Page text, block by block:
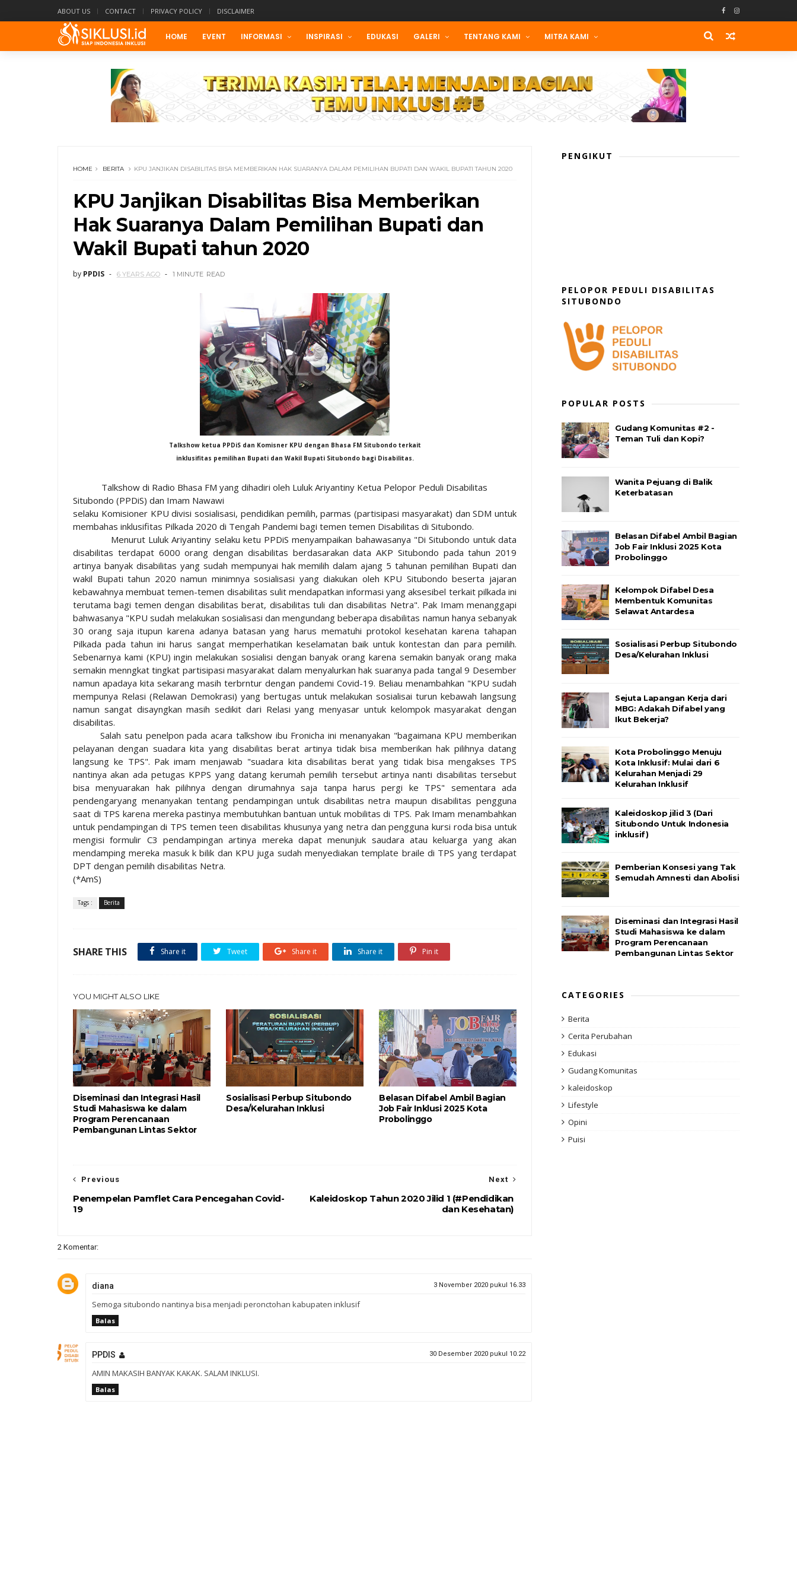
ABOUT US CONTACT PRIVACY POLICY DISCLAIMER
HOME EVENT INFORMASI INSPIRASI EDUKASI GALERI TENTANG KAMI MITRA KAMI
HOME BERITA KPU JANJIKAN DISABILITAS BISA MEMBERIKAN HAK SUARANYA DALAM PEMILIHAN BUPATI DAN WAKIL BUPATI TAHUN 2020
KPU Janjikan Disabilitas Bisa Memberikan
Hak Suaranya Dalam Pemilihan Bupati dan
Wakil Bupati tahun 2020
by PPDIS 6 YEARS AGO 1 MINUTE READ
Talkshow ketua PPDiS dan Komisner KPU dengan Bhasa FM Situbondo terkait
inklusifitas pemilihan Bupati dan Wakil Bupati Situbondo bagi Disabilitas.
Talkshow di Radio Bhasa FM yang dihadiri oleh Luluk Ariyantiny Ketua Pelopor Peduli Disabilitas
Situbondo (PPDiS) dan Imam Nawawi
selaku Komisioner KPU divisi sosialisasi, pendidikan pemilih, parmas (partisipasi masyarakat) dan SDM untuk
membahas inklusifitas Pilkada 2020 di Tengah Pandemi bagi temen temen Disabilitas di Situbondo.
Menurut Luluk Ariyantiny selaku ketu PPDiS menyampaikan bahawasanya "Di Situbondo untuk data
disabilitas terdapat 6000 orang dengan disabilitas berdasarakan data AKP Situbondo pada tahun 2019
artinya banyak disabilitas yang sudah mempunyai hak memilih dalam ajang 5 tahunan pemilihan Bupati dan
wakil Bupati tahun 2020 namun minimnya sosialisasi yang diakukan oleh KPU Situbondo beserta jajaran
kebawahnya membuat temen-temen disabilitas sulit mendapatkan informasi yang aksesibel terkait pilkada ini
terutama bagi temen dengan disabilitas berat, disabilitas tuli dan disabilitas Netra". Pak Imam menanggapi
bahwasanya "KPU sudah melakukan sosialisasi dan mengundang beberapa disabilitas namun hanya sebanyak
30 orang saja itupun karena adanya batasan yang harus mematuhi protokol kesehatan karena tahapan
Pilkada pada tahun ini harus sangat memperhatikan keselamatan baik untuk kontestan dan para pemilih.
Sebenarnya kami (KPU) ingin melakukan sosialisi dengan banyak orang karena semakin banyak orang maka
semakin menngkat tingkat partisipasi masyarakat dalam menyalurkan hak suaranya pada tangal 9 Desember
namun apadaya kita sekarang masih terbrntur dengan pandemi Covid-19. Beliau menambahkan "KPU sudah
mempunya Relasi (Relawan Demokrasi) yang bertugas untuk melakukan sosialisai turun kebawah langsung
namun sangat disayngkan masih sedikit dari Relasi yang menyasar untuk kelompok masyarakat dengan
disabilitas.
Salah satu penelpon pada acara talkshow ibu Fronicha ini menanyakan "bagaimana KPU memberikan
pelayanan dengan suadara kita yang disabilitas berat artinya tidak bisa memberikan hak pilihnya datang
langsung ke TPS". Pak imam menjawab "suadara kita disabilitas berat yang tidak bisa mengakses TPS
nantinya akan ada petugas KPPS yang datang kerumah pemilih tersebut artinya nanti disabilitas tersebut
bisa menyuarakan hak pilihnya dengan dirumahnya saja tanpa harus pergi ke TPS" sementara ada
pendengaryang menanyakan tentang pendampingan untuk disabilitas netra maupun disabilitas pengguna
saat di TPS karena mereka pastinya membutuhkan bantuan untuk mobilitas di TPS. Pak Imam menambahkan
untuk pendampingan di TPS temen teen disabilitas khusunya yang netra dan pengguna kursi roda bisa untuk
mengisi formulir C3 pendampingan artinya mereka dapat menunjuk saudara atau keluarga yang akan
mendamping mereka masuk k bilik dan KPU juga sudah menyediakan template braile di TPS yang terdapat
DPT dengan pemilih disabilitas Netra.
(*AmS)
Tags : Berita
SHARE THIS Share it Tweet Share it Share it Pin it
YOU MIGHT ALSO LIKE
Diseminasi dan Integrasi Hasil
Studi Mahasiswa ke dalam
Program Perencanaan
Pembangunan Lintas Sektor
Sosialisasi Perbup Situbondo
Desa/Kelurahan Inklusi
Belasan Difabel Ambil Bagian
Job Fair Inklusi 2025 Kota
Probolinggo
Next
Kaleidoskop Tahun 2020 Jilid 1 (#Pendidikan
dan Kesehatan)
Previous
Penempelan Pamflet Cara Pencegahan Covid-
19
2 Komentar:
diana 3 November 2020 pukul 16.33
Semoga situbondo nantinya bisa menjadi peronctohan kabupaten inklusif
Balas
PPDIS 30 Desember 2020 pukul 10.22
AMIN MAKASIH BANYAK KAKAK. SALAM INKLUSI.
Balas
PENGIKUT
PELOPOR PEDULI DISABILITAS
SITUBONDO
POPULAR POSTS
Gudang Komunitas #2 -
Teman Tuli dan Kopi?
Wanita Pejuang di Balik
Keterbatasan
Belasan Difabel Ambil Bagian
Job Fair Inklusi 2025 Kota
Probolinggo
Kelompok Difabel Desa
Membentuk Komunitas
Selawat Antardesa
Sosialisasi Perbup Situbondo
Desa/Kelurahan Inklusi
Sejuta Lapangan Kerja dari
MBG: Adakah Difabel yang
Ikut Bekerja?
Kota Probolinggo Menuju
Kota Inklusif: Mulai dari 6
Kelurahan Menjadi 29
Kelurahan Inklusif
Kaleidoskop jilid 3 (Dari
Situbondo Untuk Indonesia
inklusif)
Pemberian Konsesi yang Tak
Semudah Amnesti dan Abolisi
Diseminasi dan Integrasi Hasil
Studi Mahasiswa ke dalam
Program Perencanaan
Pembangunan Lintas Sektor
CATEGORIES
Berita
Cerita Perubahan
Edukasi
Gudang Komunitas
kaleidoskop
Lifestyle
Opini
Puisi